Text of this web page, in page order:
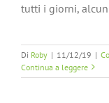
tutti i giorni,
Di Roby | 11/12/19 |
Continua a leggere